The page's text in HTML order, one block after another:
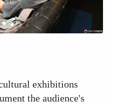
exhibitions
the audience's